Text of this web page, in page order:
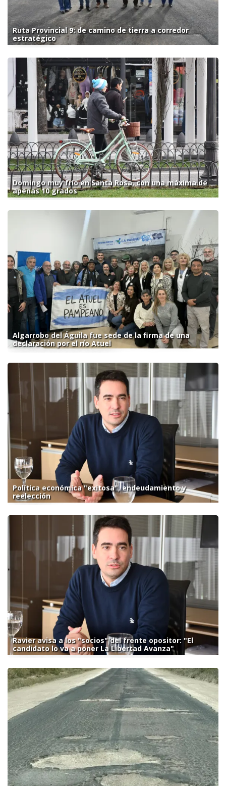
Ruta Provincial 9: de camino de tierra a corredor
estratégico
Domingo muy frío en Santa Rosa, con una máxima de
apenas 10 grados
Algarrobo del Águila fue sede de la firma de una
declaración por el río Atuel
Política económica "exitosa", endeudamiento y
reelección
Ravier avisa a los "socios" del frente opositor: "El
candidato lo va a poner La Libertad Avanza"